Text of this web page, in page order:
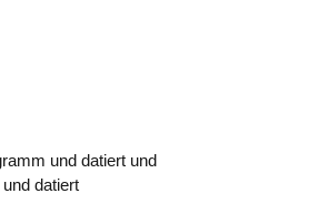
und datiert und
datiert